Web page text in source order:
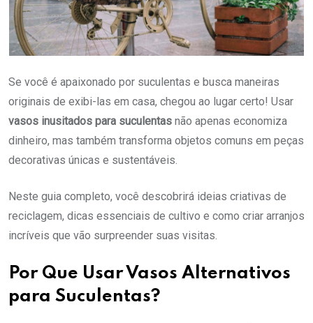
Se você é apaixonado por suculentas e busca maneiras
originais de exibi-las em casa, chegou ao lugar certo! Usar
vasos inusitados para suculentas não apenas economiza
dinheiro, mas também transforma objetos comuns em peças
decorativas únicas e sustentáveis.
Neste guia completo, você descobrirá ideias criativas de
reciclagem, dicas essenciais de cultivo e como criar arranjos
incríveis que vão surpreender suas visitas.
Por Que Usar Vasos Alternativos
para Suculentas?